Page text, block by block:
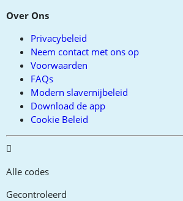
Over Ons
Privacybeleid
Neem contact met ons op
Voorwaarden
FAQs
Modern slavernijbeleid
Download de app
Cookie Beleid
Alle codes
Gecontroleerd